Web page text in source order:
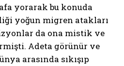
yorarak bu konuda
yoğun migren atakları
da ona mistik ve
Adeta görünür ve
arasında sıkışıp